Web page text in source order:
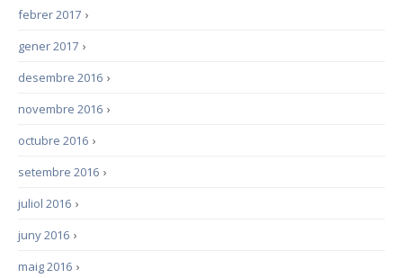
›
febrer 2017
›
gener 2017
›
desembre 2016
›
novembre 2016
›
octubre 2016
›
setembre 2016
›
juliol 2016
›
juny 2016
›
maig 2016